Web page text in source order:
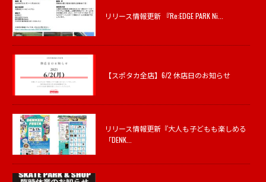
リリース情報更新 『Re:EDGE PARK Ni...
【スポタカ全店】6/2 休店日のお知らせ
リリース情報更新『大人も子どもも楽しめる
「DENK...